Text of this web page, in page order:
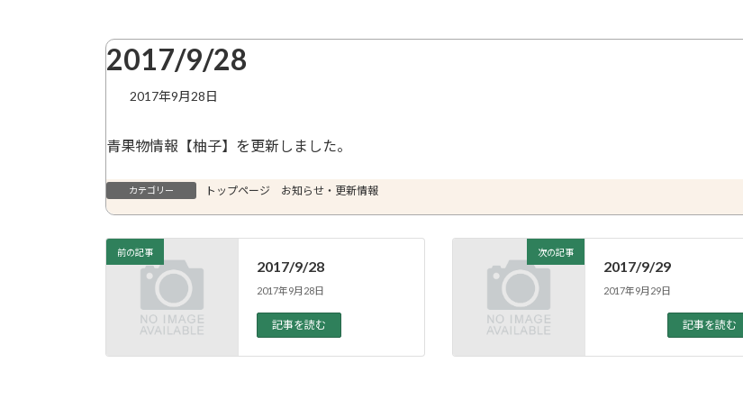
2017/9/28
2017年9月28日
青果物情報【柚子】を更新しました。
カテゴリー トップページ お知らせ・更新情報
前の記事
2017/9/28
2017年9月28日
記事を読む
次の記事
2017/9/29
2017年9月29日
記事を読む